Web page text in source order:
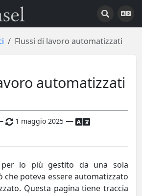
Flussi di lavoro automatizzati
automatizzati
1 maggio 2025 —
per lo più gestito da una sola
che poteva essere automatizzato
Questa pagina tiene traccia